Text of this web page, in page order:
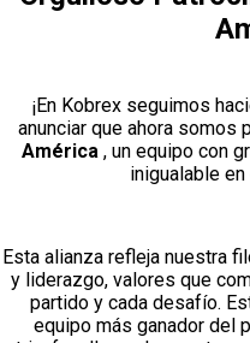
¡En Kobrex seguimos
anunciar que ahora
América, un equipo con
inigualable
Esta alianza refleja nuestra
y liderazgo, valores que
partido y cada desafío.
equipo más ganador del